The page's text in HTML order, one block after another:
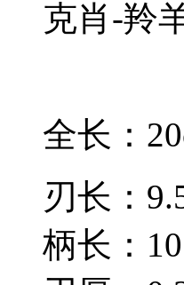
克肖-羚
全长：
刃长：
柄长：